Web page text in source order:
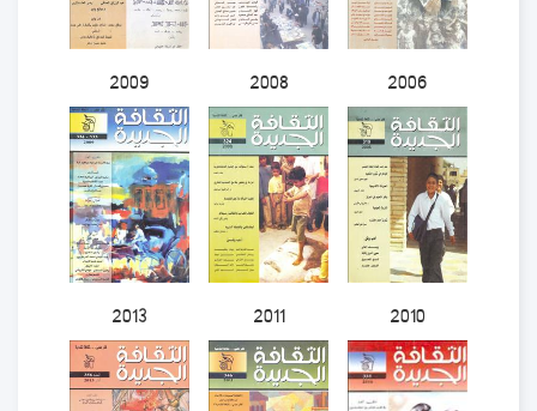
2006
2008
2009
2010
2011
2013